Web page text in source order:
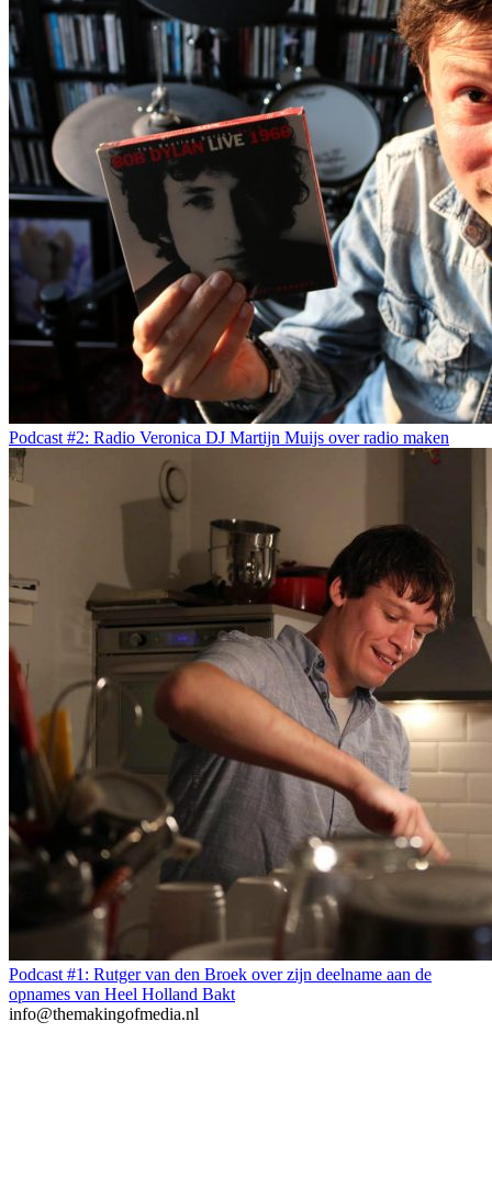
Podcast #2: Radio Veronica DJ Martijn Muijs over radio maken
Podcast #1: Rutger van den Broek over zijn deelname aan de
opnames van Heel Holland Bakt
info@themakingofmedia.nl